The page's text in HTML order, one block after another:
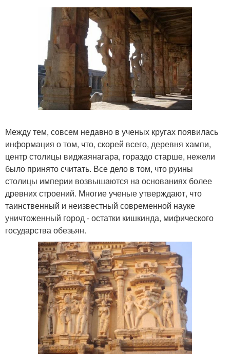
Между тем, совсем недавно в ученых кругах появилась
информация о том, что, скорей всего, деревня хампи,
центр столицы виджаянагара, гораздо старше, нежели
было принято считать. Все дело в том, что руины
столицы империи возвышаются на основаниях более
древних строений. Многие ученые утверждают, что
таинственный и неизвестный современной науке
уничтоженный город - остатки кишкинда, мифического
государства обезьян.